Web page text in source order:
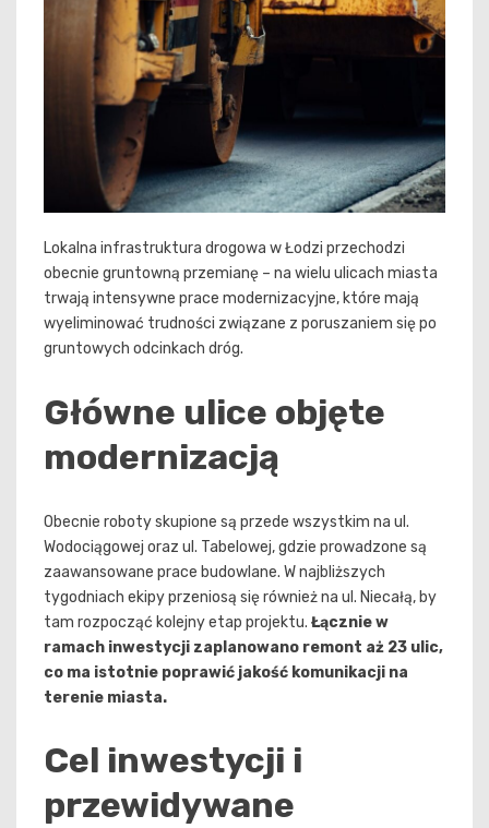
Lokalna infrastruktura drogowa w Łodzi przechodzi
obecnie gruntowną przemianę – na wielu ulicach miasta
trwają intensywne prace modernizacyjne, które mają
wyeliminować trudności związane z poruszaniem się po
gruntowych odcinkach dróg.
Główne ulice objęte
modernizacją
Obecnie roboty skupione są przede wszystkim na ul.
Wodociągowej oraz ul. Tabelowej, gdzie prowadzone są
zaawansowane prace budowlane. W najbliższych
tygodniach ekipy przeniosą się również na ul. Niecałą, by
tam rozpocząć kolejny etap projektu. Łącznie w
ramach inwestycji zaplanowano remont aż 23 ulic,
co ma istotnie poprawić jakość komunikacji na
terenie miasta.
Cel inwestycji i
przewidywane